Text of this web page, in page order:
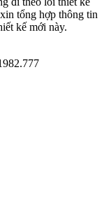
tổng hợp thông tin
kế mới này.